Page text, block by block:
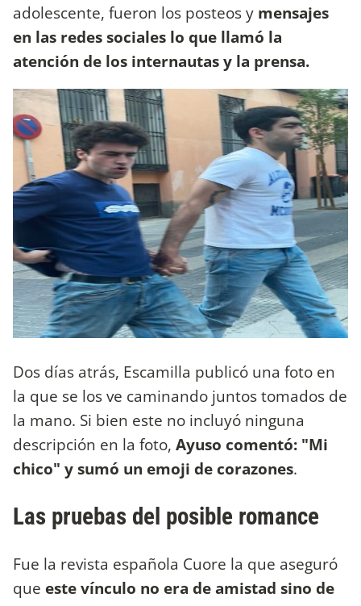
adolescente, fueron los posteos y mensajes
en las redes sociales lo que llamó la
atención de los internautas y la prensa.
Dos días atrás, Escamilla publicó una foto en
la que se los ve caminando juntos tomados de
la mano. Si bien este no incluyó ninguna
descripción en la foto, Ayuso comentó: "Mi
chico" y sumó un emoji de corazones.
Las pruebas del posible romance
Fue la revista española Cuore la que aseguró
que este vínculo no era de amistad sino de